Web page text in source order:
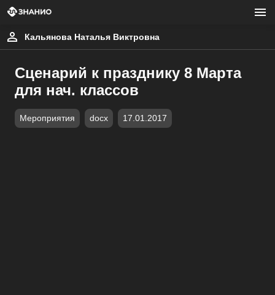
Кальянова Наталья Виктровна
Сценарий к празднику 8 Марта
для нач. классов
Мероприятия docx 17.01.2017